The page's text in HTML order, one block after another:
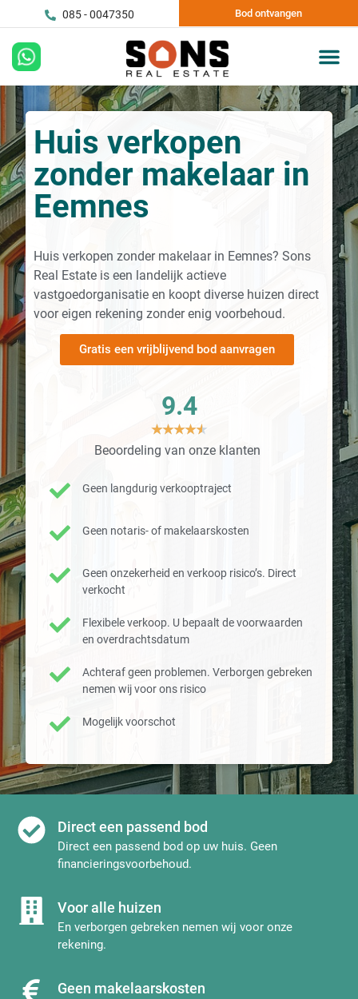
085 - 0047350 Bod ontvangen
Huis verkopen
zonder makelaar in
Eemnes
Huis verkopen zonder makelaar in Eemnes? Sons
Real Estate is een landelijk actieve
vastgoedorganisatie en koopt diverse huizen direct
voor eigen rekening zonder enig voorbehoud.
Gratis een vrijblijvend bod aanvragen
9.4
★★★★★
Beoordeling van onze klanten
Geen langdurig verkooptraject
Geen notaris- of makelaarskosten
Geen onzekerheid en verkoop risico’s. Direct
verkocht
Flexibele verkoop. U bepaalt de voorwaarden
en overdrachtsdatum
Achteraf geen problemen. Verborgen gebreken
nemen wij voor ons risico
Mogelijk voorschot
Direct een passend bod
Direct een passend bod op uw huis. Geen
financieringsvoorbehoud.
Voor alle huizen
En verborgen gebreken nemen wij voor onze
rekening.
Geen makelaarskosten